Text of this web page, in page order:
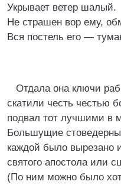
Укрывает ветер шалый.
Не страшен вор ему,
Вся постель его ―
Отдала она ключи
скатили честь честью
подвал тот лучшими в
Большущие
каждой было вырезано
святого апостола или
(По ним можно было